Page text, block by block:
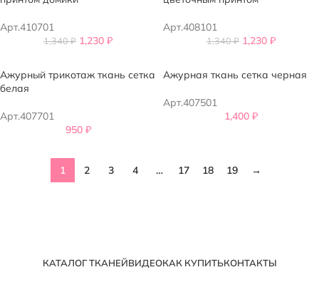
Арт.410701
1,340₽ 1,230 ₽
Арт.408101
1,340₽ 1,230 ₽
Ажурный трикотаж ткань сетка
белая
Арт.407701
950 ₽
Ажурная ткань сетка черная
Арт.407501
1,400 ₽
1 2 3 4 … 17 18 19 →
КАТАЛОГ ТКАНЕЙВИДЕОКАК КУПИТЬКОНТАКТЫ